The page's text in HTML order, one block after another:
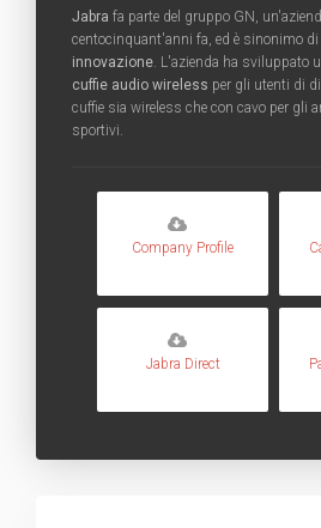
Jabra fa parte del gruppo GN,
centocinquant'anni fa, ed è sinonimo di
innovazione. L'azienda ha sviluppato
cuffie audio wireless per gli utenti di
cuffie sia wireless che con cavo per gli
sportivi.
Company Profile
Jabra Direct